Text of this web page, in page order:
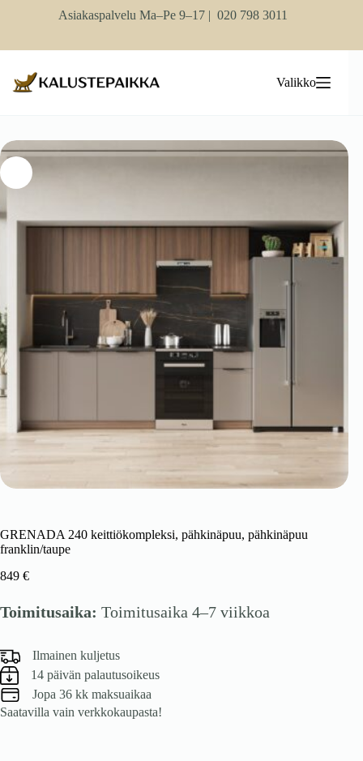
Asiakaspalvelu Ma–Pe 9–17 | 020 798 3011
Valikko
GRENADA 240 keittiökompleksi, pähkinäpuu, pähkinäpuu
franklin/taupe
849 €
Toimitusaika: Toimitusaika 4–7 viikkoa
Ilmainen kuljetus
14 päivän palautusoikeus
Jopa 36 kk maksuaikaa
Saatavilla vain verkkokaupasta!